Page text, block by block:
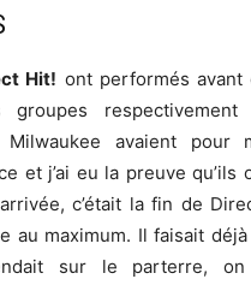
Hit! ont performés avant
respectivement
Milwaukee avaient pour
et j’ai eu la preuve qu’ils
c’était la fin de
au maximum. Il faisait
sur le parterre, on